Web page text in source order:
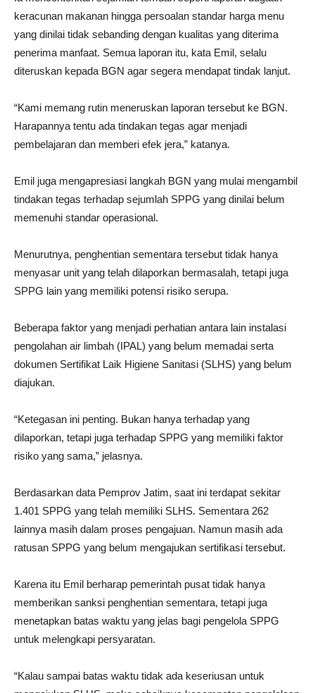
keracunan makanan hingga persoalan standar harga menu
yang dinilai tidak sebanding dengan kualitas yang diterima
penerima manfaat. Semua laporan itu, kata Emil, selalu
diteruskan kepada BGN agar segera mendapat tindak lanjut.
“Kami memang rutin meneruskan laporan tersebut ke BGN.
Harapannya tentu ada tindakan tegas agar menjadi
pembelajaran dan memberi efek jera,” katanya.
Emil juga mengapresiasi langkah BGN yang mulai mengambil
tindakan tegas terhadap sejumlah SPPG yang dinilai belum
memenuhi standar operasional.
Menurutnya, penghentian sementara tersebut tidak hanya
menyasar unit yang telah dilaporkan bermasalah, tetapi juga
SPPG lain yang memiliki potensi risiko serupa.
Beberapa faktor yang menjadi perhatian antara lain instalasi
pengolahan air limbah (IPAL) yang belum memadai serta
dokumen Sertifikat Laik Higiene Sanitasi (SLHS) yang belum
diajukan.
“Ketegasan ini penting. Bukan hanya terhadap yang
dilaporkan, tetapi juga terhadap SPPG yang memiliki faktor
risiko yang sama,” jelasnya.
Berdasarkan data Pemprov Jatim, saat ini terdapat sekitar
1.401 SPPG yang telah memiliki SLHS. Sementara 262
lainnya masih dalam proses pengajuan. Namun masih ada
ratusan SPPG yang belum mengajukan sertifikasi tersebut.
Karena itu Emil berharap pemerintah pusat tidak hanya
memberikan sanksi penghentian sementara, tetapi juga
menetapkan batas waktu yang jelas bagi pengelola SPPG
untuk melengkapi persyaratan.
“Kalau sampai batas waktu tidak ada keseriusan untuk